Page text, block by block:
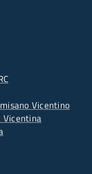
Vicentino
Vicentina